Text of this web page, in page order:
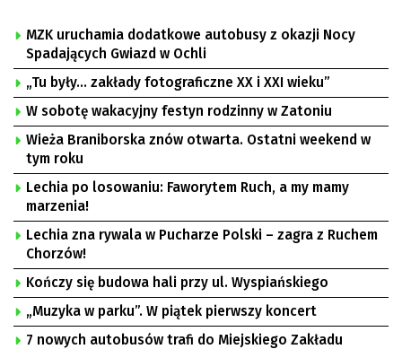
MZK uruchamia dodatkowe autobusy z okazji Nocy
Spadających Gwiazd w Ochli
„Tu były… zakłady fotograficzne XX i XXI wieku”
W sobotę wakacyjny festyn rodzinny w Zatoniu
Wieża Braniborska znów otwarta. Ostatni weekend w
tym roku
Lechia po losowaniu: Faworytem Ruch, a my mamy
marzenia!
Lechia zna rywala w Pucharze Polski – zagra z Ruchem
Chorzów!
Kończy się budowa hali przy ul. Wyspiańskiego
„Muzyka w parku”. W piątek pierwszy koncert
7 nowych autobusów trafi do Miejskiego Zakładu